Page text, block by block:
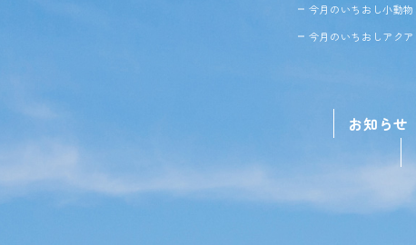
今月のいちおし小動物
今月のいちおしアクア
お知らせ